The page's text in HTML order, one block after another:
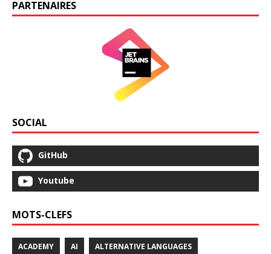
PARTENAIRES
SOCIAL
GitHub
Youtube
MOTS-CLEFS
ACADEMY AI ALTERNATIVE LANGUAGES